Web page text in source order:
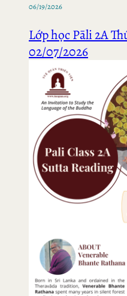
06/19/2026
Lớp học Pāli 2A
02/07/2026